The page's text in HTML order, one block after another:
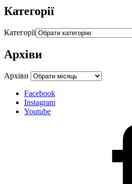
Категорії
Категорії
Архіви
Архіви
Facebook
Instagram
Youtube